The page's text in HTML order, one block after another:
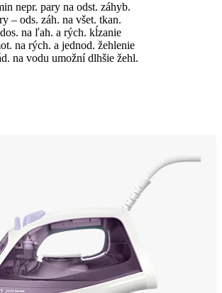
nepr. pary na odst. záhyb.
– ods. záh. na všet. tkan.
na ľah. a rých. kĺzanie
na rých. a jednod. žehlenie
na vodu umožní dlhšie žehl.